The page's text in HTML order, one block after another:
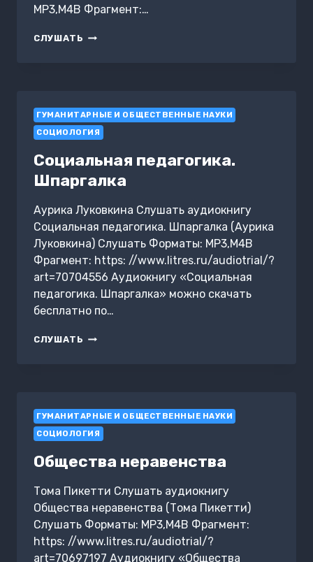
MP3,M4B Фрагмент:…
СЛУШАТЬ ДЕЛО
ГУМАНИТАРНЫЕ И ОБЩЕСТВЕННЫЕ НАУКИ
СОЦИОЛОГИЯ
Социальная педагогика.
Шпаргалка
Аурика Луковкина Слушать аудиокнигу
Социальная педагогика. Шпаргалка (Аурика
Луковкина) Слушать Форматы: MP3,M4B
Фрагмент: https: //www.litres.ru/audiotrial/?
art=70704556 Аудиокнигу «Социальная
педагогика. Шпаргалка» можно скачать
бесплатно по…
СЛУШАТЬ СОЦИАЛЬНАЯ
ГУМАНИТАРНЫЕ И ОБЩЕСТВЕННЫЕ НАУКИ
СОЦИОЛОГИЯ
Общества неравенства
Тома Пикетти Слушать аудиокнигу
Общества неравенства (Тома Пикетти)
Слушать Форматы: MP3,M4B Фрагмент:
https: //www.litres.ru/audiotrial/?
art=70697197 Аудиокнигу «Общества